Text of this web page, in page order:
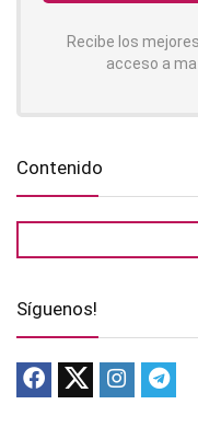
Recibe los
acceso a
Contenido
Síguenos!